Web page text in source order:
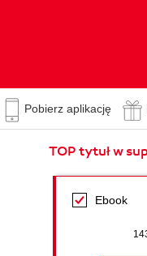
Pobierz aplikację
TOP tytuł w
Ebook